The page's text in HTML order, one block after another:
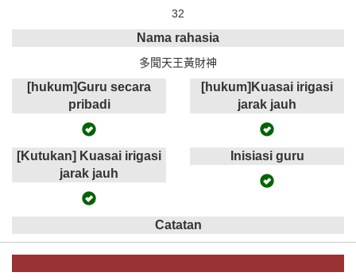
32
Nama rahasia
多聞天王黃財神
[hukum]Guru secara
pribadi
[hukum]Kuasai irigasi
jarak jauh
[Kutukan] Kuasai irigasi
jarak jauh
Inisiasi guru
Catatan